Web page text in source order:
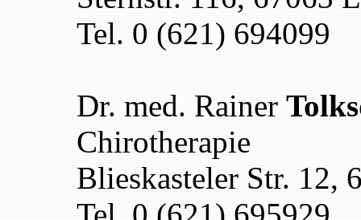
Tel. 0 (621) 694099
Dr. med. Rainer
Chirotherapie
Blieskasteler Str. 12,